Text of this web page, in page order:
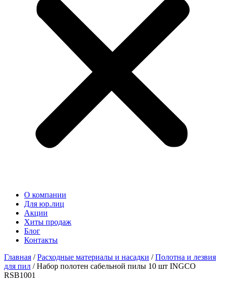
О компании
Для юр.лиц
Акции
Хиты продаж
Блог
Контакты
Главная /Расходные материалы и насадки /Полотна и лезвия
для пил / Набор полотен сабельной пилы 10 шт INGCO
RSB1001